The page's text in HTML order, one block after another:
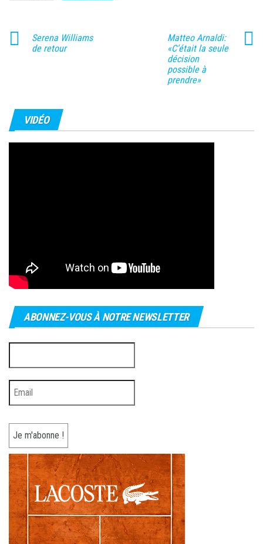
Serena Williams
de retour
Matteo Arnaldi:
«C’était la seule
décision
possible à
prendre»
VIDÉO
ABONNEZ-VOUS À NOTRE NEWSLETTER